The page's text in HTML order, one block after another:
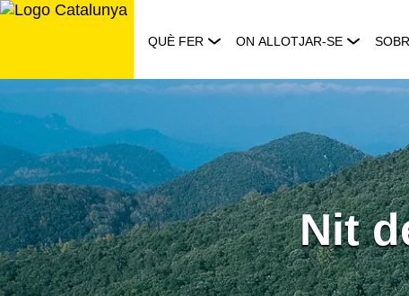
Saltar
QUÈ FER ON ALLOTJAR-SE
Nit